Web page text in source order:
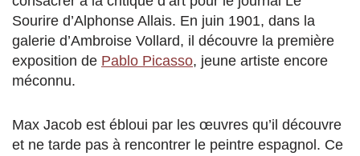
Sourire d’Alphonse Allais. En juin 1901, dans la
galerie d’Ambroise Vollard, il découvre la première
exposition de Pablo Picasso, jeune artiste encore
méconnu.
Max Jacob est ébloui par les œuvres qu’il découvre
et ne tarde pas à rencontrer le peintre espagnol. Ce